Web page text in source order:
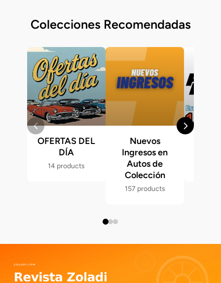
Colecciones Recomendadas
OFERTAS DEL
DÍA
14 products
Nuevos
Ingresos en
Autos de
Colección
157 products